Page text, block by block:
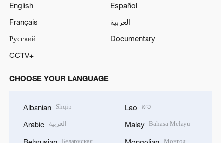
English
Español
Français
العربية
Русский
Documentary
CCTV+
CHOOSE YOUR LANGUAGE
Albanian Shqip
Arabic العربية
Беларуская
Lao ລາວ
Malay Bahasa Melayu
Монгол